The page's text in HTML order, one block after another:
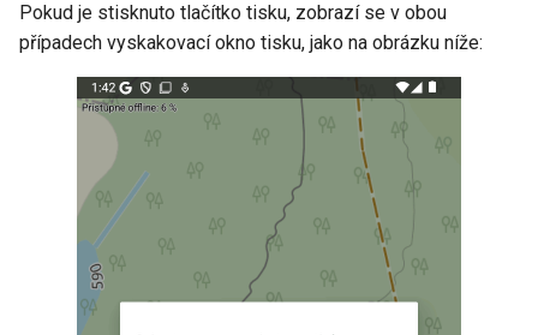
Pokud je stisknuto tlačítko tisku, zobrazí se v obou
případech vyskakovací okno tisku, jako na obrázku níže: